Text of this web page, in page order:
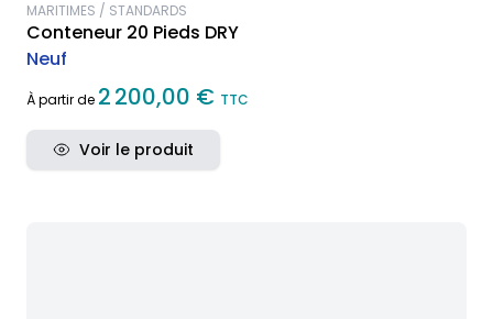
MARITIMES / STANDARDS
Conteneur 20 Pieds DRY
Neuf
À partir de 2 200,00 € TTC
Voir le produit